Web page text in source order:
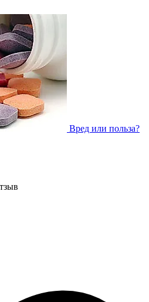
Вред или польза?